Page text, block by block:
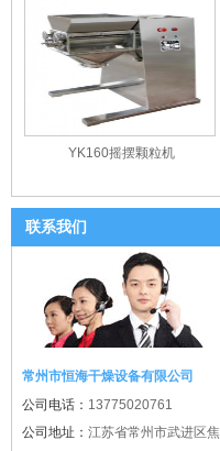
YK160摇摆颗粒机
联系我们
常州市恒海干燥设备有限公司
公司电话： 13775020761
公司地址： 江苏省常州市武进区焦